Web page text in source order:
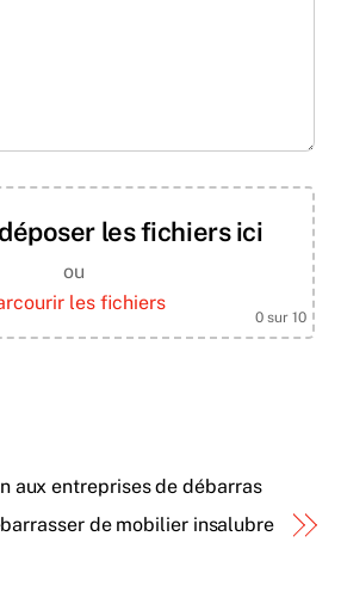
les fichiers ici
ou
les fichiers
0sur 10
aux entreprises de débarras
de mobilier insalubre